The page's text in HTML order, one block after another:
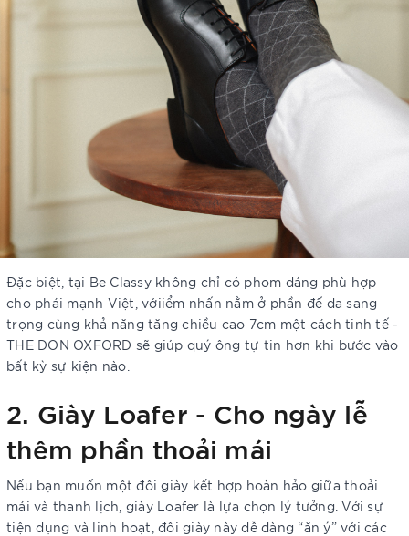
Đặc biệt, tại Be Classy không chỉ có phom dáng phù hợp
cho phái mạnh Việt, vớiiểm nhấn nằm ở phần đế da sang
trọng cùng khả năng tăng chiều cao 7cm một cách tinh tế -
THE DON OXFORD sẽ giúp quý ông tự tin hơn khi bước vào
bất kỳ sự kiện nào.
2. Giày Loafer - Cho ngày lễ
thêm phần thoải mái
Nếu bạn muốn một đôi giày kết hợp hoàn hảo giữa thoải
mái và thanh lịch, giày Loafer là lựa chọn lý tưởng. Với sự
tiện dụng và linh hoạt, đôi giày này dễ dàng “ăn ý” với các